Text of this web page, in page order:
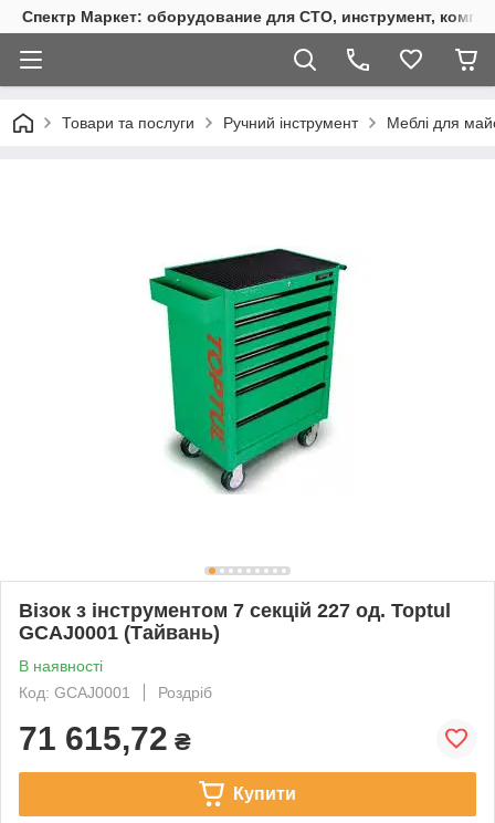
Спектр Маркет: оборудование для СТО, инструмент,
Товари та послуги Ручний інструмент Меблі для
Візок з інструментом 7 секцій 227 од. Toptul
GCAJ0001 (Тайвань)
В наявності
Код: GCAJ0001
Роздріб
71 615,72 ₴
Купити